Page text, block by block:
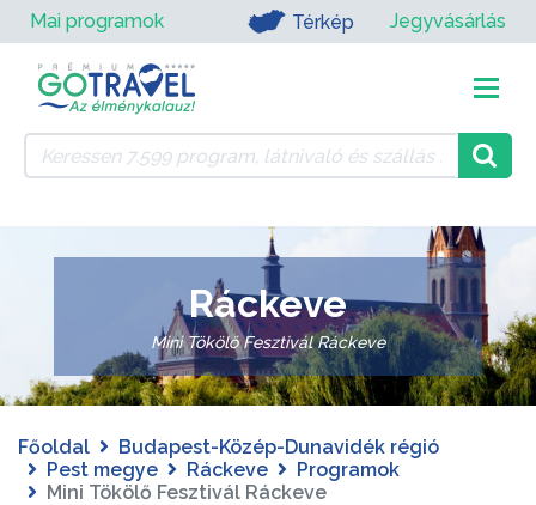
Mai programok Térkép Jegyvásárlás
Ráckeve
Mini Tökölő Fesztivál Ráckeve
Főoldal
Budapest-Közép-Dunavidék régió
Pest megye
Ráckeve
Programok
Mini Tökölő Fesztivál Ráckeve